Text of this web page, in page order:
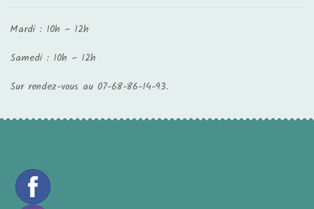
Mardi : 10h – 12h
Samedi : 10h – 12h
Sur rendez-vous au 07-68-86-14-93.